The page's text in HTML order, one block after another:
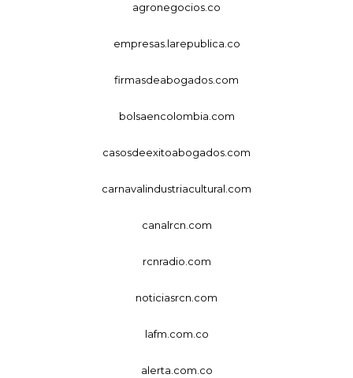
agronegocios.co
empresas.larepublica.co
firmasdeabogados.com
bolsaencolombia.com
casosdeexitoabogados.com
carnavalindustriacultural.com
canalrcn.com
rcnradio.com
noticiasrcn.com
lafm.com.co
alerta.com.co